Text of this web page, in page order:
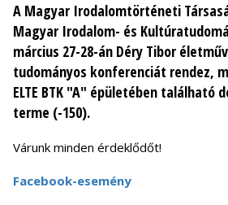
A Magyar Irodalomtörténeti
Magyar Irodalom- és
március 27-28-án Déry Tibor
tudományos konferenciát rendez,
ELTE BTK "A" épületében található
terme (-150).
Várunk minden érdeklődőt!
Facebook-esemény